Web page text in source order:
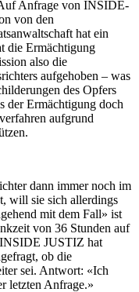
Anfrage von INSIDE-
von den
hat ein
die Ermächtigung
also die
aufgehoben – was
des Opfers
der Ermächtigung doch
aufgrund
dann immer noch im
will sie sich allerdings
mit dem Fall» ist
von 36 Stunden auf
JUSTIZ hat
ob die
sei. Antwort: «Ich
letzten Anfrage.»